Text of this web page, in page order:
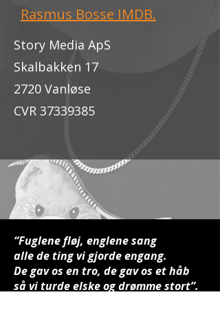
Rasmus Bosse IMDB.
Story Media ApS
Skalbakken 17
2720 Vanløse
CVR 37339385
“Fuglene fløj, englene sang
alle de ting vi gjorde engang.
De gav os en tro, de gav os et håb
så vi turde elske og drømme stort”.